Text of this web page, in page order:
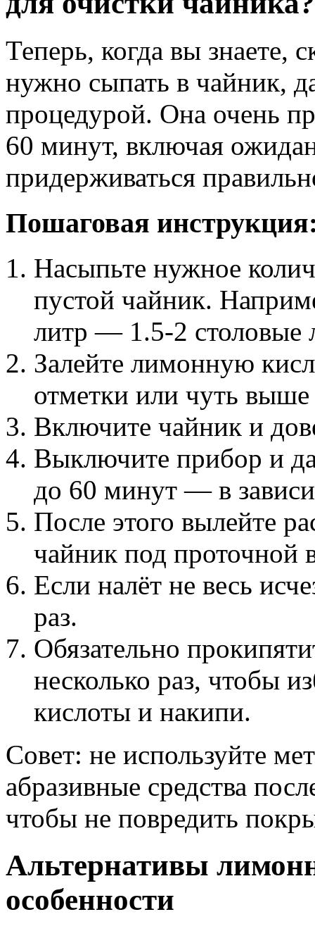
Теперь, когда вы знаете,
нужно сыпать в чайник,
процедурой. Она очень
60 минут, включая
придерживаться
Пошаговая
Насыпьте нужное
пустой чайник.
литр — 1.5-2 столовые
Залейте лимонную
отметки или чуть выше
Включите чайник и
Выключите прибор и
до 60 минут — в
После этого вылейте
чайник под проточной
Если налёт не весь
раз.
Обязательно
несколько раз, чтобы
кислоты и накипи.
Совет: не используйте
абразивные средства
чтобы не повредить
Альтернативы
особенности